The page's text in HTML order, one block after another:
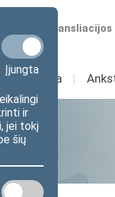
Įjungta
ir
jei tokį
šių
transliacijos
Veikla I